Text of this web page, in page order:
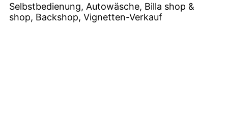
Selbstbedienung, Autowäsche, Billa shop &
shop, Backshop, Vignetten-Verkauf